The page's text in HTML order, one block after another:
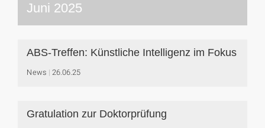
Juni 2025
ABS-Treffen: Künstliche Intelligenz im Fokus
News 26.06.25
Gratulation zur Doktorprüfung